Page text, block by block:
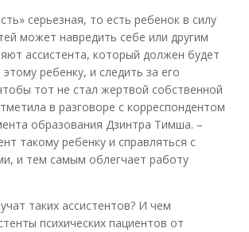
серьезная, то есть ребенок в силу
может навредить себе или другим
ассистента, который должен будет
ребенку, и следить за его
тот не стал жертвой собственной
в разговоре с корреспондентом
образования Дзинтра Тимша. –
такому ребенку и справляться с
и тем самым облегчает работу
таких ассистентов? И чем
психических пациентов от